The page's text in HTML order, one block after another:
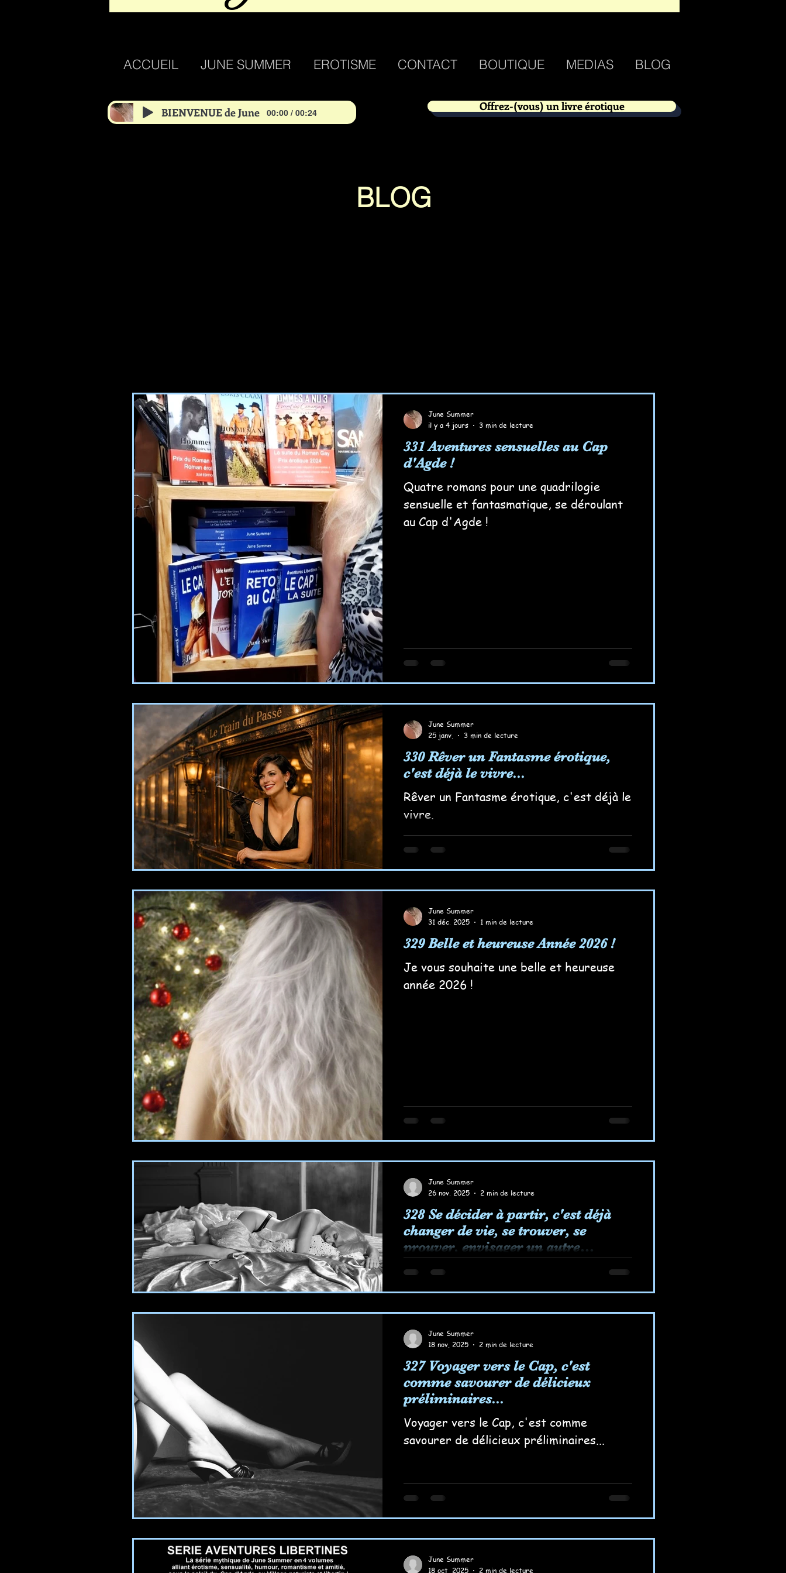
ACCUEIL JUNE SUMMER EROTISME CONTACT BOUTIQUE MEDIAS BLOG
BIENVENUE de June 00:00 / 00:24 Offrez-(vous) un livre érotique
BLOG
331 Aventures sensuelles au Cap
d'Agde !
Quatre romans pour une quadrilogie
sensuelle et fantasmatique, se déroulant
au Cap d'Agde !
June Summer
il y a 4 jours
3 min de lecture
330 Rêver un Fantasme érotique,
c'est déjà le vivre...
Rêver un Fantasme érotique, c'est déjà le
vivre.
June Summer
25 janv.
3 min de lecture
329 Belle et heureuse Année 2026 !
Je vous souhaite une belle et heureuse
année 2026 !
June Summer
31 déc. 2025
1 min de lecture
328 Se décider à partir, c'est déjà
changer de vie, se trouver, se
prouver, envisager un autre
demain... Rêver aussi...
Se décider à partir, c'est déjà changer
de vie, se trouver, se prouver, envisager
June Summer
26 nov. 2025
2 min de lecture
327 Voyager vers le Cap, c'est
comme savourer de délicieux
préliminaires...
Voyager vers le Cap, c'est comme
savourer de délicieux préliminaires...
June Summer
18 nov. 2025
2 min de lecture
June Summer
18 oct. 2025
2 min de lecture